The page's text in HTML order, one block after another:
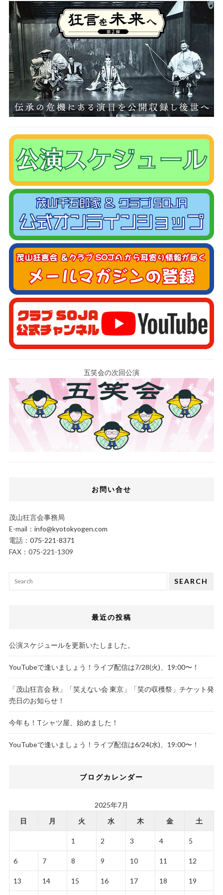
五笑会の次回公演
お問い合せ
茂山狂言会事務局
E-mail： info@kyotokyogen.com
電話： 075-221-8371
FAX：075-221-1309
SEARCH
最近の投稿
公演スケジュールを更新いたしました。
YouTubeで逢いましょう！ライブ配信は7/28(火)、19:00〜！
「茂山狂言会 秋」「笑えない会 東京」「笑の収穫祭」チケット発
売日のお知らせ！
今年も！Tシャツ屋、始めました！
YouTubeで逢いましょう！ライブ配信は6/24(水)、19:00〜！
ブログカレンダー
2025年7月
日
月 火 水 木 金 土
1 2 3 4 5
6 7 8 9 10 11 12
13 14 15 16 17 18 19